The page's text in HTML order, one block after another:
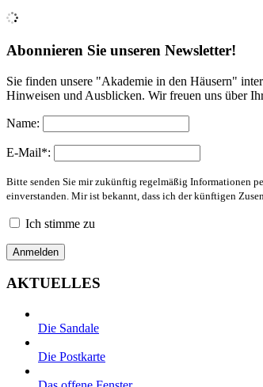
Abonnieren Sie unseren Newsletter!
Sie finden unsere "Akademie in den Häusern"
Hinweisen und Ausblicken. Wir freuen uns über
Name:
E-Mail*:
Bitte senden Sie mir zukünftig regelmäßig Informationen
einverstanden. Mir ist bekannt, dass ich der künftigen
Ich stimme zu
AKTUELLES
Die Sandale
Die Postkarte